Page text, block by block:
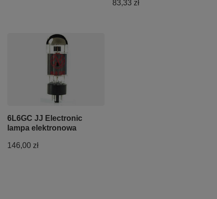
83,33 zł
6L6GC JJ Electronic
lampa elektronowa
146,00 zł